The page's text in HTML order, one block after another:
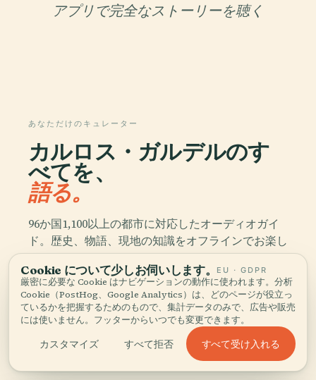
アプリで完全なストーリーを聴く
あなただけのキュレーター
カルロス・ガルデルのす
べてを、
語る。
96か国1,100以上の都市に対応したオーディオガイ
ド。歴史、物語、現地の知識をオフラインでお楽し
みいただけます。
アプリをダウンロード
5万人以上の旅行者に加わる
Cookie について少しお伺いします。 EU · GDPR
厳密に必要な Cookie はナビゲーションの動作に使われます。分析
Cookie（PostHog、Google Analytics）は、どのページが役立っ
ているかを把握するためのもので、集計データのみで、広告や販売
には使いません。フッターからいつでも変更できます。
カスタマイズ すべて拒否 すべて受け入れる